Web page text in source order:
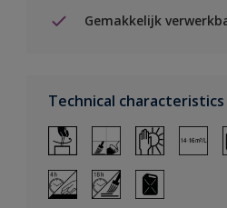
Gemakkelijk
Technical characteristics